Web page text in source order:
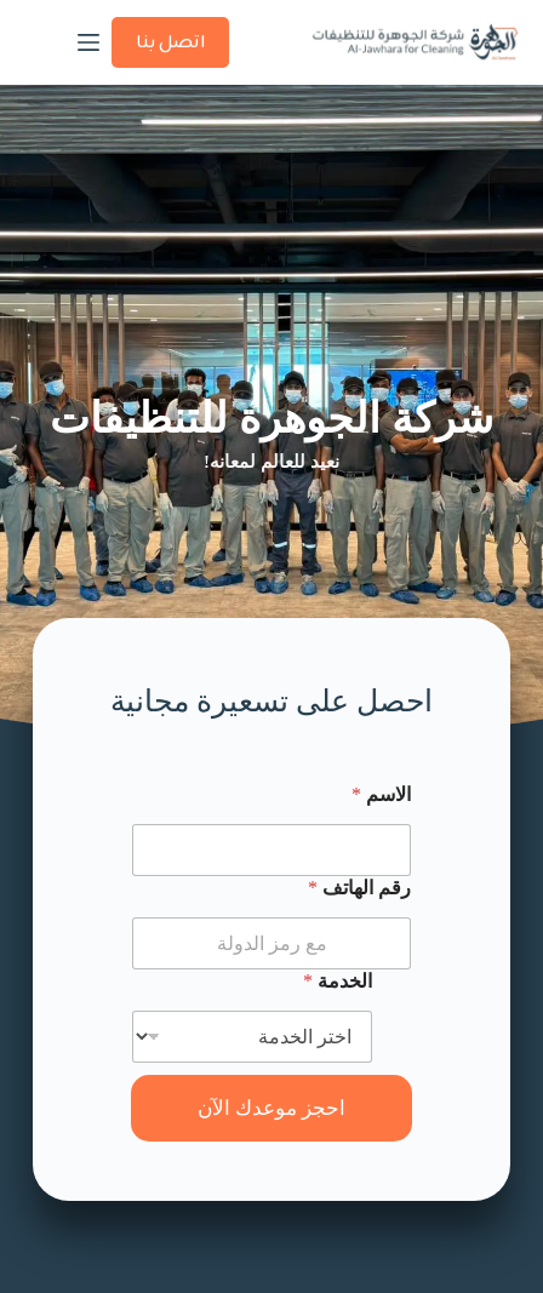
اتصل بنا
شركة الجوهرة للتنظيفات
نعيد للعالم لمعانه!
احصل على تسعيرة مجانية
الاسم *
رقم الهاتف *
الاسم الاسم الاسم
الخدمة *
احجز موعدك الآن